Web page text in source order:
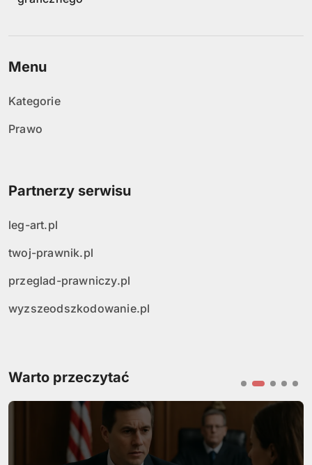
Menu
Kategorie
Prawo
Partnerzy serwisu
leg-art.pl
twoj-prawnik.pl
przeglad-prawniczy.pl
wyzszeodszkodowanie.pl
Warto przeczytać